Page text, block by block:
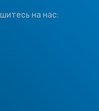
на нас: